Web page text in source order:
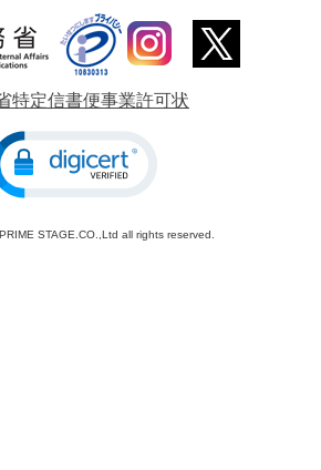
特定信書便事業許可状
STAGE.CO.,Ltd all rights reserved.